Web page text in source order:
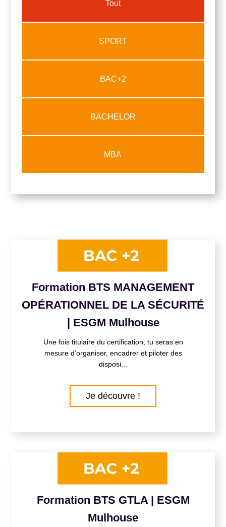
Tout
SPORT
BAC+2
BACHELOR
MBA
Formation BTS MANAGEMENT
OPÉRATIONNEL DE LA SÉCURITÉ
| ESGM Mulhouse
Une fois titulaire du certification, tu seras en
mesure d’organiser, encadrer et piloter des
disposi...
Je découvre !
Formation BTS GTLA | ESGM
Mulhouse